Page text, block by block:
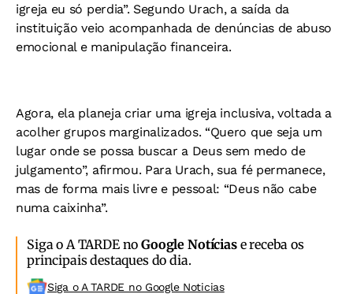
igreja eu só perdia”. Segundo Urach, a saída da
instituição veio acompanhada de denúncias de abuso
emocional e manipulação financeira.
Agora, ela planeja criar uma igreja inclusiva, voltada a
acolher grupos marginalizados. “Quero que seja um
lugar onde se possa buscar a Deus sem medo de
julgamento”, afirmou. Para Urach, sua fé permanece,
mas de forma mais livre e pessoal: “Deus não cabe
numa caixinha”.
Siga o A TARDE noGoogle Notíciase receba os
principais destaques do dia.
Siga o A TARDE no Google Noticias